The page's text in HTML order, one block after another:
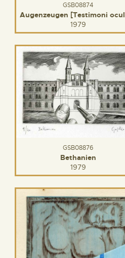
GSB08874
Augenzeugen [Testimoni
1979
GSB08876
Bethanien
1979